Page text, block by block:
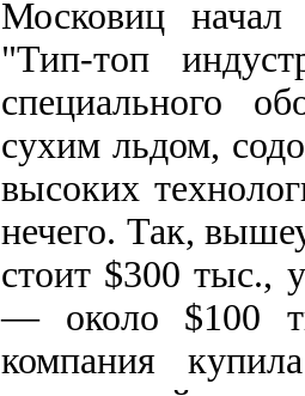
Московиц начал
"Тип-топ
специального
сухим льдом,
высоких
нечего. Так,
стоит $300 тыс.,
— около $100
компания